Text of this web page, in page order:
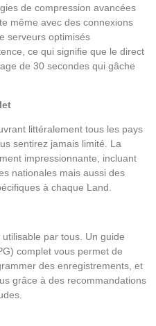
de compression avancées
même avec des connexions
serveurs optimisés
ce qui signifie que le direct
de 30 secondes qui gâche
littéralement tous les pays
sentirez jamais limité. La
impressionnante, incluant
nationales mais aussi des
à chaque Land.
par tous. Un guide
complet vous permet de
des enregistrements, et
grâce à des recommandations